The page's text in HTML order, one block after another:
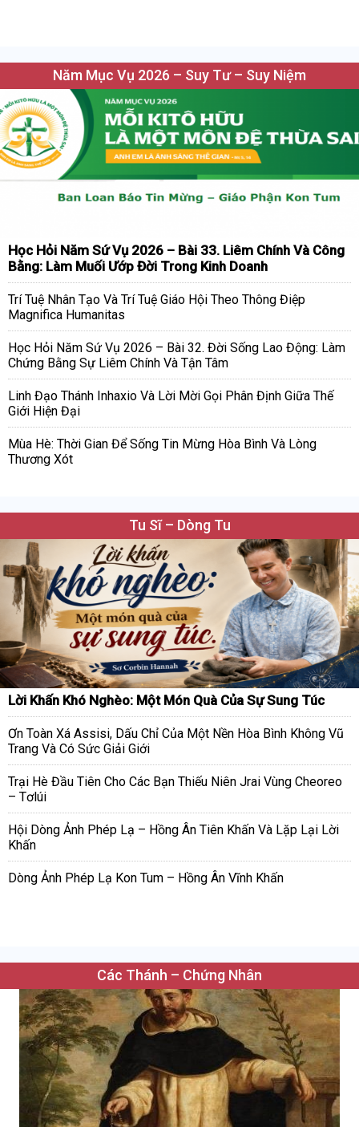
Năm Mục Vụ 2026 – Suy Tư – Suy Niệm
Học Hỏi Năm Sứ Vụ 2026 – Bài 33. Liêm Chính Và Công
Bằng: Làm Muối Ướp Đời Trong Kinh Doanh
Trí Tuệ Nhân Tạo Và Trí Tuệ Giáo Hội Theo Thông Điệp
Magnifica Humanitas
Học Hỏi Năm Sứ Vụ 2026 – Bài 32. Đời Sống Lao Động: Làm
Chứng Bằng Sự Liêm Chính Và Tận Tâm
Linh Đạo Thánh Inhaxio Và Lời Mời Gọi Phân Định Giữa Thế
Giới Hiện Đại
Mùa Hè: Thời Gian Để Sống Tin Mừng Hòa Bình Và Lòng
Thương Xót
Tu Sĩ – Dòng Tu
Lời Khấn Khó Nghèo: Một Món Quà Của Sự Sung Túc
Ơn Toàn Xá Assisi, Dấu Chỉ Của Một Nền Hòa Bình Không Vũ
Trang Và Có Sức Giải Giới
Trại Hè Đầu Tiên Cho Các Bạn Thiếu Niên Jrai Vùng Cheoreo
– Tơlúi
Hội Dòng Ảnh Phép Lạ – Hồng Ân Tiên Khấn Và Lặp Lại Lời
Khấn
Dòng Ảnh Phép Lạ Kon Tum – Hồng Ân Vĩnh Khấn
Các Thánh – Chứng Nhân